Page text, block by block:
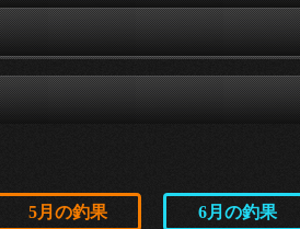
6月の釣果
5月の釣果